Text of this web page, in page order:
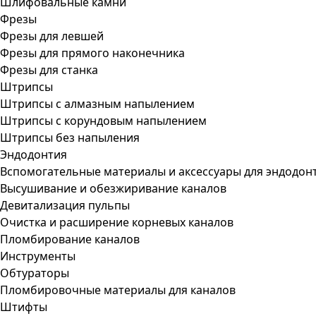
Фрезы
Фрезы для левшей
Фрезы для прямого наконечника
Фрезы для станка
Штрипсы
Штрипсы c алмазным напылением
Штрипсы c корундовым напылением
Штрипсы без напыления
Эндодонтия
Вспомогательные материалы и аксессуары для
Высушивание и обезжиривание каналов
Девитализация пульпы
Очистка и расширение корневых каналов
Пломбирование каналов
Инструменты
Обтураторы
Пломбировочные материалы для каналов
Штифты